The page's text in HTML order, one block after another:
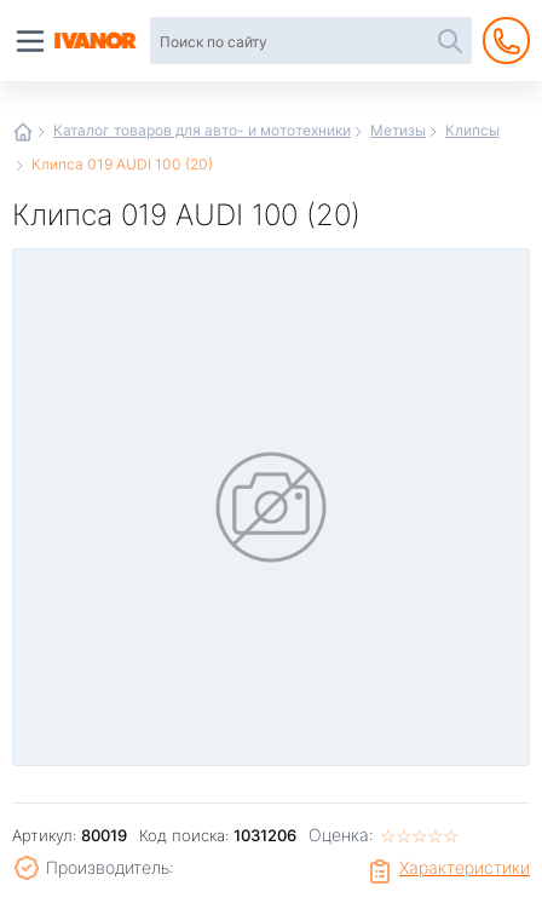
Каталог товаров для авто- и мототехники Метизы
Клипсы
Клипса 019 AUDI 100 (20)
Клипса 019 AUDI 100 (20)
Артикул: 80019 Код поиска: 1031206 Оценка: ☆☆☆☆☆
★★★★★
Характеристики
Производитель:
интернет-